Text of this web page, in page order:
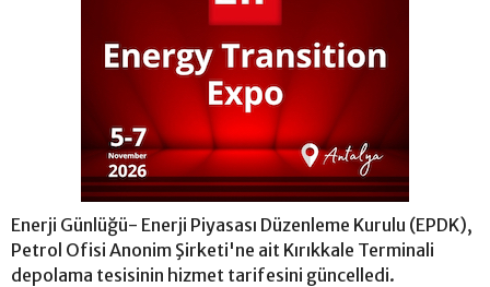
Enerji Günlüğü- Enerji Piyasası Düzenleme Kurulu (EPDK),
Petrol Ofisi Anonim Şirketi'ne ait Kırıkkale Terminali
depolama tesisinin hizmet tarifesini güncelledi.